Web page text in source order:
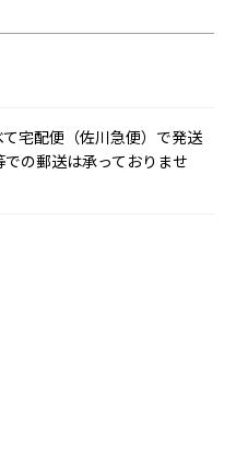
宅配便（佐川急便）で発送
の郵送は承っておりませ